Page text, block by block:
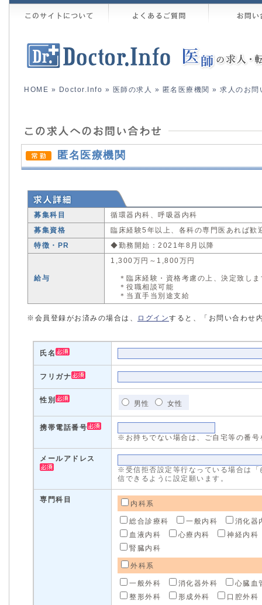
HOME » Doctor.Info » 医師の求人 » 匿名医療機関 » 求人のお問
匿名医療機関
募集科目
循環器内科、呼吸器内科
募集資格
臨床経験5年以上、各科の専門医あれば歓
特徴・PR
◆勤務開始：2021年8月以降
給与
1,300万円～1,800万円
＊臨床経験・資格考慮の上、決定致しま
＊役職相談可能
＊当直手当別途支給
※会員登録がお済みの場合は、 ログインすると、「お問い合わせ
氏名
フリガナ
性別 男性 女性
携帯電話番号
※お持ちでない場合は、ご自宅等の番号
メールアドレス
※受信拒否設定等行なっている場合は
信できるように設定願います。
専門科目 内科系
総合診療科 一般内科
消化器
血液内科
心療内科
神経内科
腎臓内科
外科系
一般外科 消化器外科
心臓血
整形外科
形成外科 口腔外科